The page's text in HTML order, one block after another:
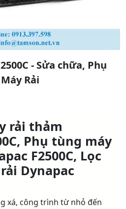
- Sửa chữa, Phụ
Rải
rải thảm
Phụ tùng máy
F2500C, Lọc
Dynapac
xá, công trình từ nhỏ đến